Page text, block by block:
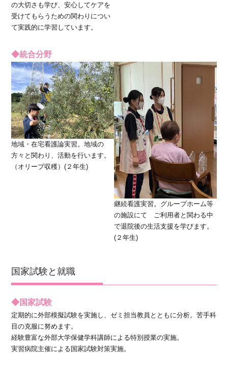
の大切さも学び、安心してケアを
受けてもらうための関わりについ
て実践的に学習しています。
◆統合分野
地域・在宅看護論実習。地域の
方々と関わり、活動を行います。
（オリーブ収穫）(２年生)
継続看護実習。グループホーム等
の施設にて ご利用者と関わる中
で退院後の生活支援を学びます。
(２年生)
国家試験と就職
◆国家試験
定期的に外部模擬試験を実施し、ゼミ担当教員とともに分析。苦手科
目の克服に努めます。
経験豊富な外部大学保健学科講師による特別授業の実施。
実習病院主催による国家試験対策実施。